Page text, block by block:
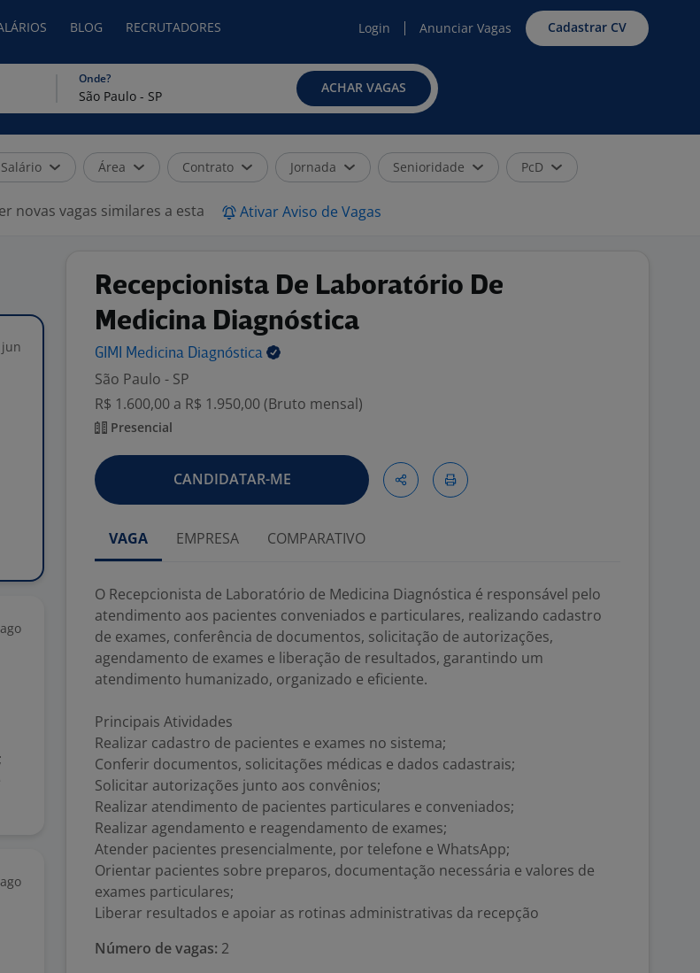
BLOG RECRUTADORES Login Anunciar Vagas Cadastrar CV
Onde?
ACHAR VAGAS
Salário Área Contrato Jornada Senioridade PcD
novas vagas similares a esta Ativar Aviso de Vagas
Recepcionista De Laboratório De
Medicina Diagnóstica
GIMI Medicina Diagnóstica
São Paulo - SP
R$ 1.600,00 a R$ 1.950,00 (Bruto mensal)
Presencial
CANDIDATAR-ME
VAGA EMPRESA COMPARATIVO
O Recepcionista de Laboratório de Medicina Diagnóstica é responsável pelo
atendimento aos pacientes conveniados e particulares, realizando cadastro
de exames, conferência de documentos, solicitação de autorizações,
agendamento de exames e liberação de resultados, garantindo um
atendimento humanizado, organizado e eficiente.
Principais Atividades
Realizar cadastro de pacientes e exames no sistema;
Conferir documentos, solicitações médicas e dados cadastrais;
Solicitar autorizações junto aos convênios;
Realizar atendimento de pacientes particulares e conveniados;
Realizar agendamento e reagendamento de exames;
Atender pacientes presencialmente, por telefone e WhatsApp;
Orientar pacientes sobre preparos, documentação necessária e valores de
exames particulares;
Liberar resultados e apoiar as rotinas administrativas da recepção
Número de vagas: 2